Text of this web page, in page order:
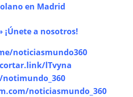
en Madrid
¡Únete a nosotros!
noticiasmundo360
lTvyna
noticiasmundo_360